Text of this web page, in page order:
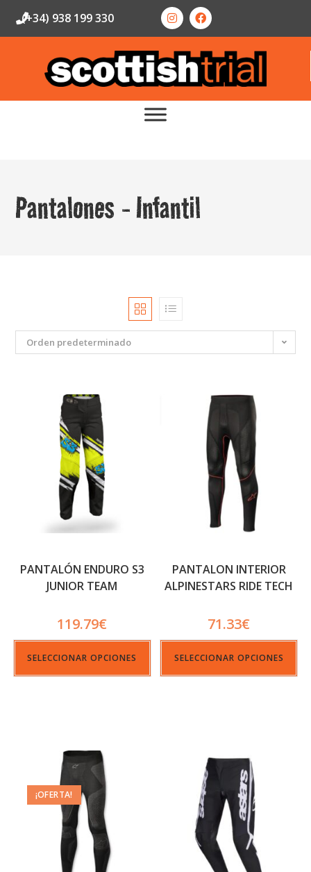
(+34) 938 199 330
Pantalones - Infantil
Orden predeterminado
PANTALÓN ENDURO S3
JUNIOR TEAM
119.79€
SELECCIONAR OPCIONES
PANTALON INTERIOR
ALPINESTARS RIDE TECH
71.33€
SELECCIONAR OPCIONES
¡OFERTA!